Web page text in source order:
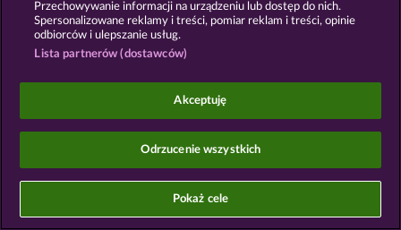
Przechowywanie informacji na urządzeniu lub dostęp do nich.
Spersonalizowane reklamy i treści, pomiar reklam i treści, opinie
odbiorców i ulepszanie usług.
Lista partnerów (dostawców)
Akceptuję
Odrzucenie wszystkich
Pokaż cele